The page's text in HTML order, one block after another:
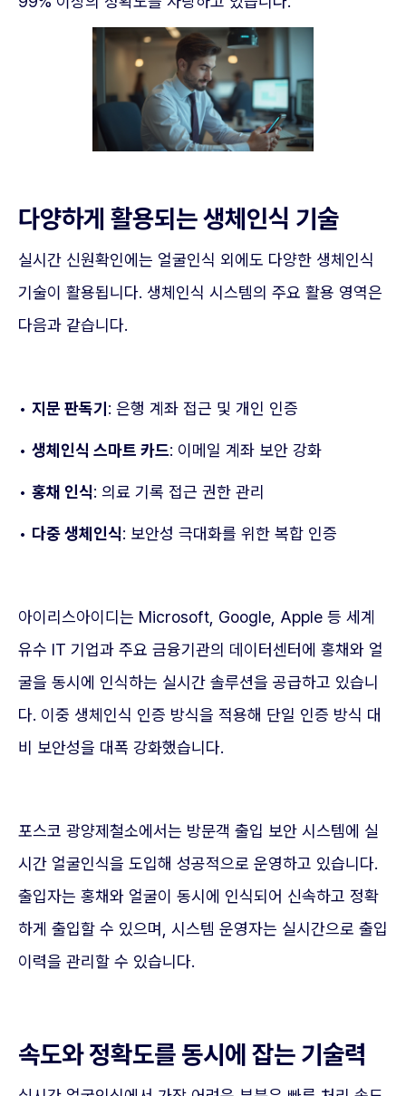
다양하게 활용되는 생체인식 기술
실시간 신원확인에는 얼굴인식 외에도 다양한 생체인식
기술이 활용됩니다. 생체인식 시스템의 주요 활용 영역은
다음과 같습니다.
• 지문 판독기 : 은행 계좌 접근 및 개인 인증
• 생체인식 스마트 카드: 이메일 계좌 보안 강화
• 홍채 인식: 의료 기록 접근 권한 관리
• 다중 생체인식: 보안성 극대화를 위한 복합 인증
아이리스아이디는 Microsoft, Google, Apple 등 세계
유수 IT 기업과 주요 금융기관의 데이터센터에 홍채와 얼
굴을 동시에 인식하는 실시간 솔루션을 공급하고 있습니
다. 이중 생체인식 인증 방식을 적용해 단일 인증 방식 대
비 보안성을 대폭 강화했습니다.
포스코 광양제철소에서는 방문객 출입 보안 시스템에 실
시간 얼굴인식을 도입해 성공적으로 운영하고 있습니다.
출입자는 홍채와 얼굴이 동시에 인식되어 신속하고 정확
하게 출입할 수 있으며, 시스템 운영자는 실시간으로 출입
이력을 관리할 수 있습니다.
속도와 정확도를 동시에 잡는 기술력